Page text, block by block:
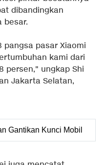
dibandingkan
besar.
pangsa pasar Xiaomi
kami dari
persen," ungkap Shi
Jakarta Selatan,
Gantikan Kunci Mobil